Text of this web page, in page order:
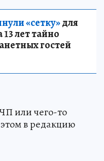
«сетку»для
лет тайно
гостей
или чего-то
в редакцию